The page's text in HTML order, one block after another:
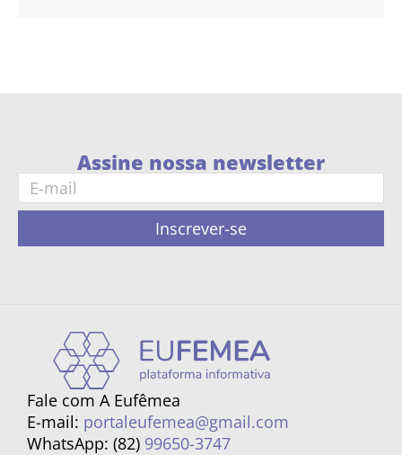
Assine nossa newsletter
Inscrever-se
Fale com A Eufêmea
E-mail: portaleufemea@gmail.com
WhatsApp: (82) 99650-3747